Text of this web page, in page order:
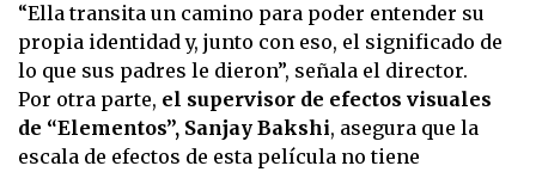
“Ella transita un camino para poder entender su
propia identidad y, junto con eso, el significado de
lo que sus padres le dieron”, señala el director.
Por otra parte, el supervisor de efectos visuales
de “Elementos”, Sanjay Bakshi, asegura que la
escala de efectos de esta película no tiene